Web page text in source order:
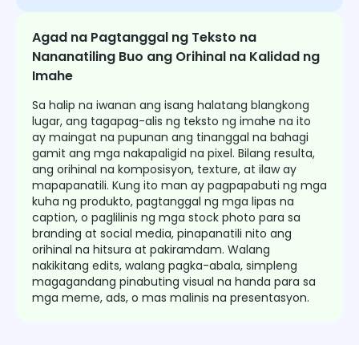
Agad na Pagtanggal ng Teksto na
Nananatiling Buo ang Orihinal na Kalidad ng
Imahe
Sa halip na iwanan ang isang halatang blangkong
lugar, ang tagapag-alis ng teksto ng imahe na ito
ay maingat na pupunan ang tinanggal na bahagi
gamit ang mga nakapaligid na pixel. Bilang resulta,
ang orihinal na komposisyon, texture, at ilaw ay
mapapanatili. Kung ito man ay pagpapabuti ng mga
kuha ng produkto, pagtanggal ng mga lipas na
caption, o paglilinis ng mga stock photo para sa
branding at social media, pinapanatili nito ang
orihinal na hitsura at pakiramdam. Walang
nakikitang edits, walang pagka-abala, simpleng
magagandang pinabuting visual na handa para sa
mga meme, ads, o mas malinis na presentasyon.